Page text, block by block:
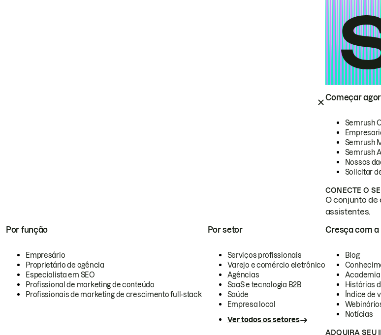
Começar
Semrush
Semrush
Semrush
Nossos
Solicitar
CONECTE O
O conjunto de
assistentes.
Por função
Empresário
Proprietário de agência
Especialista em SEO
Profissional de marketing de conteúdo
Profissionais de marketing de crescimento full-stack
Por setor
Serviços profissionais
Varejo e comércio eletrônico
Agências
SaaS e tecnologia B2B
Saúde
Empresa local
Ver todos os setores
Cresça com a
Blog
Academia
Histórias
Índice de
Notícias
ADQUIRA SEU